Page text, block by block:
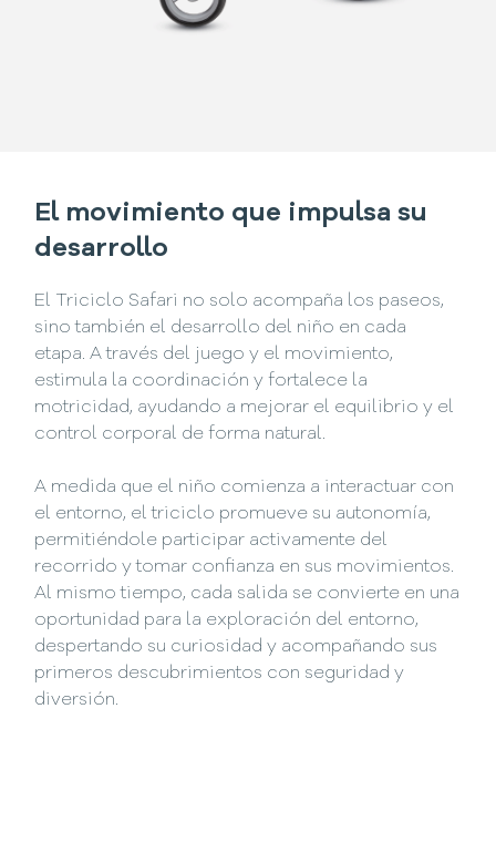
El movimiento que impulsa su
desarrollo
El Triciclo Safari no solo acompaña los paseos,
sino también el desarrollo del niño en cada
etapa. A través del juego y el movimiento,
estimula la coordinación y fortalece la
motricidad, ayudando a mejorar el equilibrio y el
control corporal de forma natural.
A medida que el niño comienza a interactuar con
el entorno, el triciclo promueve su autonomía,
permitiéndole participar activamente del
recorrido y tomar confianza en sus movimientos.
Al mismo tiempo, cada salida se convierte en una
oportunidad para la exploración del entorno,
despertando su curiosidad y acompañando sus
primeros descubrimientos con seguridad y
diversión.